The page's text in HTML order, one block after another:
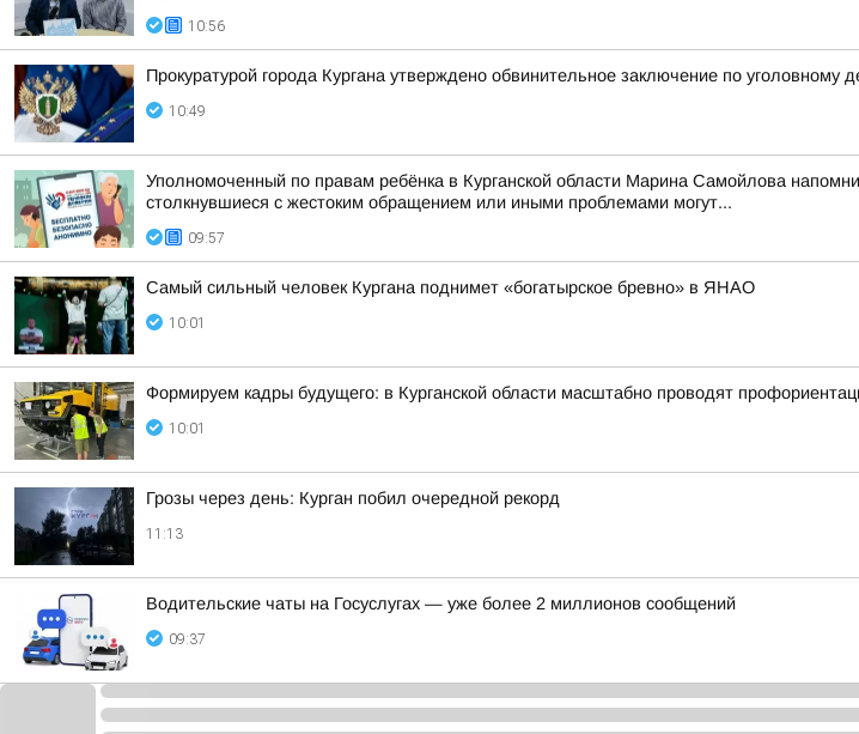
10:56
Прокуратурой города Кургана утверждено обвинительное заключение по
10:49
Уполномоченный по правам ребёнка в Курганской области Марина Самойлова
столкнувшиеся с жестоким обращением или иными проблемами могут...
09:57
Самый сильный человек Кургана поднимет «богатырское бревно» в ЯНАО
10:01
Формируем кадры будущего: в Курганской области масштабно проводят
10:01
Грозы через день: Курган побил очередной рекорд
11:13
Водительские чаты на Госуслугах — уже более 2 миллионов сообщений
09:37